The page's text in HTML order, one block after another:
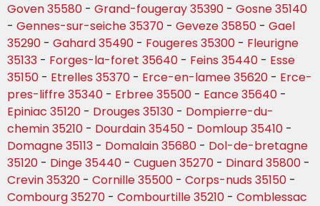
Goven 35580 - Grand-fougeray 35390 - Gosne 35140
- Gennes-sur-seiche 35370 - Geveze 35850 - Gael
35290 - Gahard 35490 - Fougeres 35300 - Fleurigne
35133 - Forges-la-foret 35640 - Feins 35440 - Esse
35150 - Etrelles 35370 - Erce-en-lamee 35620 - Erce-
pres-liffre 35340 - Erbree 35500 - Eance 35640 -
Epiniac 35120 - Drouges 35130 - Dompierre-du-
chemin 35210 - Dourdain 35450 - Domloup 35410 -
Domagne 35113 - Domalain 35680 - Dol-de-bretagne
35120 - Dinge 35440 - Cuguen 35270 - Dinard 35800 -
Crevin 35320 - Cornille 35500 - Corps-nuds 35150 -
Combourg 35270 - Combourtille 35210 - Comblessac